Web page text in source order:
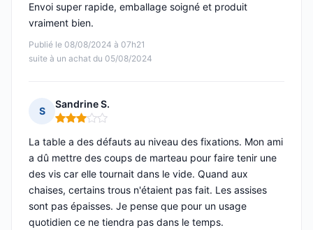
Publié le 08/08/2024 à 07h21
suite à un achat du 05/08/2024
Envoi super rapide, emballage soigné et produit
vraiment bien.
S
Sandrine S.
Note : 3 sur 5
La table a des défauts au niveau des fixations. Mon ami
a dû mettre des coups de marteau pour faire tenir une
des vis car elle tournait dans le vide. Quand aux
chaises, certains trous n'étaient pas fait. Les assises
sont pas épaisses. Je pense que pour un usage
quotidien ce ne tiendra pas dans le temps.